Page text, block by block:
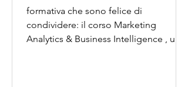
formativa che sono felice di
condividere: il corso Marketing
Analytics & Business Intelligence , un...